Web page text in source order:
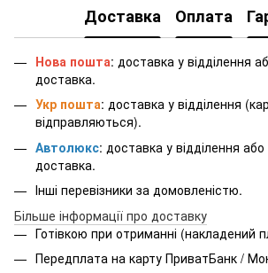
Доставка Оплата
Нова пошта: доставка у відділення
доставка.
Укр пошта: доставка у відділення
відправляються).
Автолюкс: доставка у відділення
доставка.
Інші перевізники за домовленістю.
Більше інформації про доставку
Готівкою при отриманні (накладений
Передплата на карту ПриватБанк /